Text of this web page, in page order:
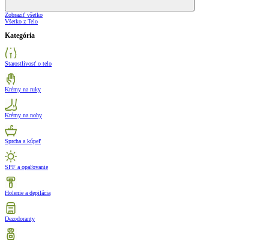
Zobraziť všetko
Všetko z Telo
Kategória
Starostlivosť o telo
Krémy na ruky
Krémy na nohy
Sprcha a kúpeľ
SPF a opaľovanie
Holenie a depilácia
Dezodoranty